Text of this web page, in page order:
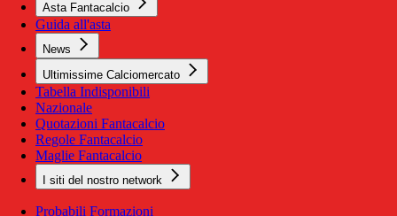
Asta Fantacalcio
Guida all'asta
News
Ultimissime Calciomercato
Tabella Indisponibili
Nazionale
Quotazioni Fantacalcio
Regole Fantacalcio
Maglie Fantacalcio
I siti del nostro network
Probabili Formazioni